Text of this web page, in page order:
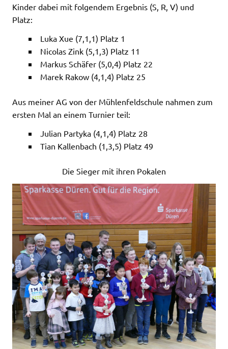
Kinder dabei mit folgendem Ergebnis (S, R, V) und
Platz:
Luka Xue (7,1,1) Platz 1
Nicolas Zink (5,1,3) Platz 11
Markus Schäfer (5,0,4) Platz 22
Marek Rakow (4,1,4) Platz 25
Aus meiner AG von der Mühlenfeldschule nahmen zum
ersten Mal an einem Turnier teil:
Julian Partyka (4,1,4) Platz 28
Tian Kallenbach (1,3,5) Platz 49
Die Sieger mit ihren Pokalen